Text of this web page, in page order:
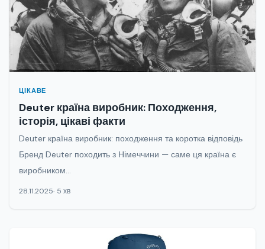
ЦІКАВЕ
Deuter країна виробник: Походження,
історія, цікаві факти
Deuter країна виробник: походження та коротка відповідь
Бренд Deuter походить з Німеччини — саме ця країна є
виробником...
28.11.2025 5 хв